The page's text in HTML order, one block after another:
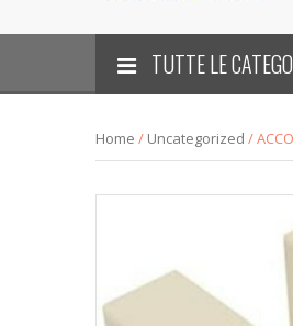
TUTTE LE
Home / Uncategorized /